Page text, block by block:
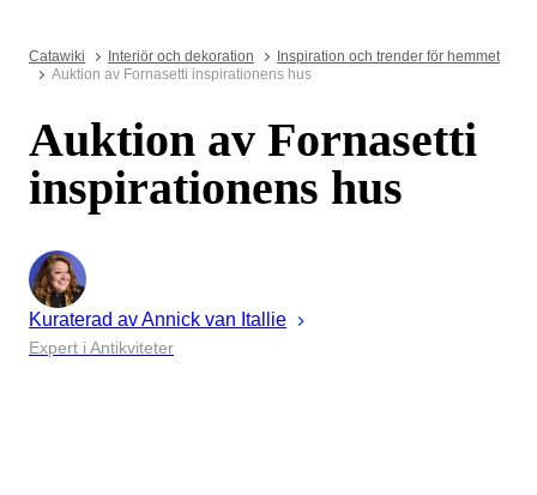
Catawiki Interiör och dekoration
Inspiration och trender för hemmet
Auktion av Fornasetti inspirationens hus
Auktion av Fornasetti
inspirationens hus
Kuraterad avAnnick van Itallie
Expert i Antikviteter